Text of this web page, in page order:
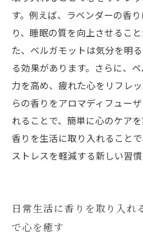
す。例えば、ラベンダーの香
り、睡眠の質を向上させるこ
た、ベルガモットは気分を明
る効果があります。さらに、
力を高め、疲れた心をリフレ
らの香りをアロマディフュー
れることで、簡単に心のケア
香りを生活に取り入れることで
ストレスを軽減する新しい習慣
日常生活に香りを取り入れ
で心を癒す